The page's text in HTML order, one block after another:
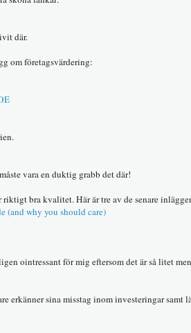
där.
om företagsvärdering:
vara en duktig grabb det där!
bra kvalitet. Här är tre av de senare
(and why you should care)
ointressant för mig eftersom det är så litet
erkänner sina misstag inom investeringar samt